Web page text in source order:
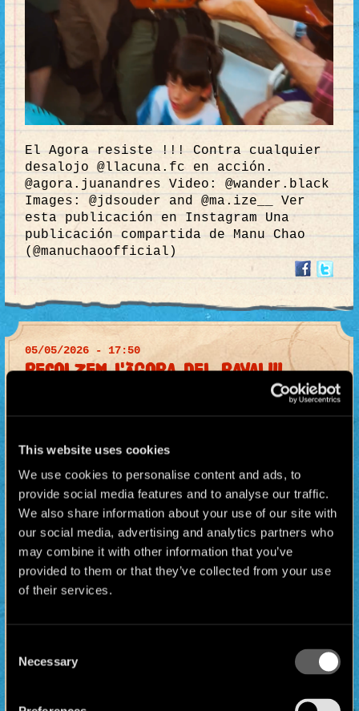
This website uses cookies
We use cookies to personalise content and ads, to
provide social media features and to analyse our traffic.
We also share information about your use of our site with
our social media, advertising and analytics partners who
may combine it with other information that you’ve
provided to them or that they’ve collected from your use
of their services.
Selection
Necessary
El Agora resiste !!! Contra cualquier
desalojo @llacuna.fc en acción.
@agora.juanandres Video: @wander.black
Images: @jdsouder and @ma.ize__ Ver
esta publicación en Instagram Una
publicación compartida de Manu Chao
(@manuchaoofficial)
05/05/2026 - 17:50
RECOLZEM L'ÀGORA DEL RAVAL!!!